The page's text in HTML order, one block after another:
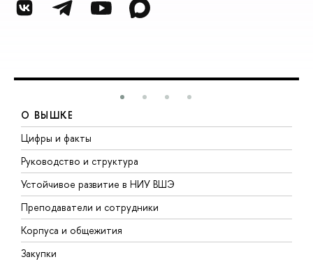
О ВЫШКЕ
Цифры и факты
Руководство и структура
Устойчивое развитие в НИУ ВШЭ
Преподаватели и сотрудники
Корпуса и общежития
Закупки